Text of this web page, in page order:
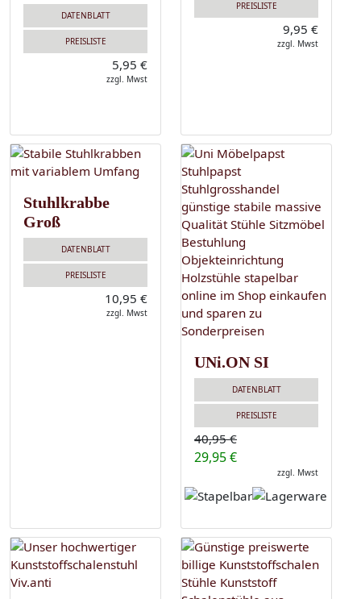
DATENBLATT
PREISLISTE
5,95 €
zzgl. Mwst
PREISLISTE
9,95 €
zzgl. Mwst
Stuhlkrabbe
Groß
DATENBLATT
PREISLISTE
10,95 €
zzgl. Mwst
UNi.ON SI
DATENBLATT
PREISLISTE
40,95 €
29,95 €
zzgl. Mwst